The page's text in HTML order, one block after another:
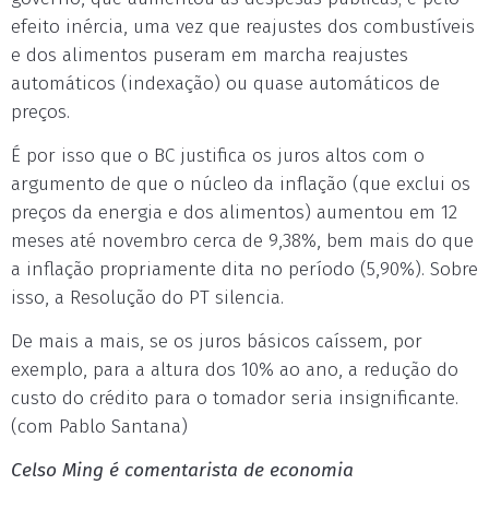
efeito inércia, uma vez que reajustes dos combustíveis
e dos alimentos puseram em marcha reajustes
automáticos (indexação) ou quase automáticos de
preços.
É por isso que o BC justifica os juros altos com o
argumento de que o núcleo da inflação (que exclui os
preços da energia e dos alimentos) aumentou em 12
meses até novembro cerca de 9,38%, bem mais do que
a inflação propriamente dita no período (5,90%). Sobre
isso, a Resolução do PT silencia.
De mais a mais, se os juros básicos caíssem, por
exemplo, para a altura dos 10% ao ano, a redução do
custo do crédito para o tomador seria insignificante.
(com Pablo Santana)
Celso Ming é comentarista de economia